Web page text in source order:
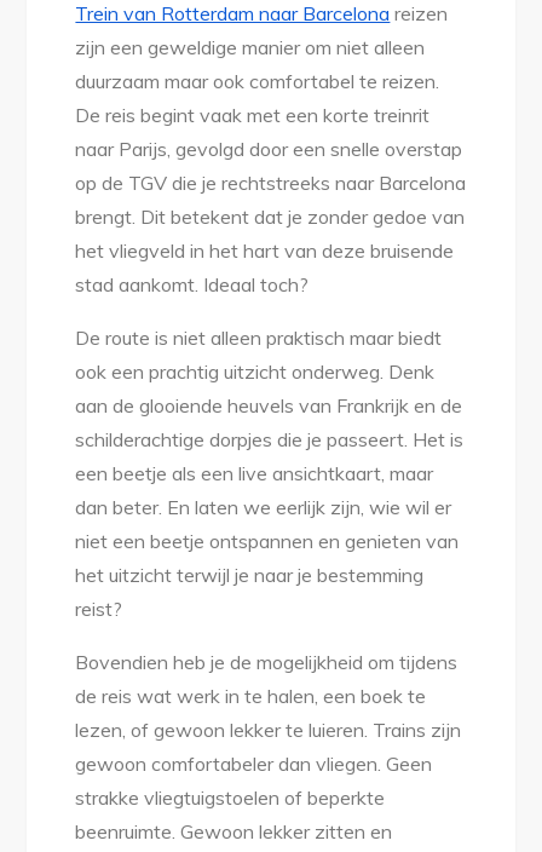
van
rotterdam
naar
barcelona
per
trein:
duurzaam
en
relaxed
Trein van Rotterdam naar Barcelona reizen
zijn een geweldige manier om niet alleen
duurzaam maar ook comfortabel te reizen.
De reis begint vaak met een korte treinrit
naar Parijs, gevolgd door een snelle overstap
op de TGV die je rechtstreeks naar Barcelona
brengt. Dit betekent dat je zonder gedoe van
het vliegveld in het hart van deze bruisende
stad aankomt. Ideaal toch?
De route is niet alleen praktisch maar biedt
ook een prachtig uitzicht onderweg. Denk
aan de glooiende heuvels van Frankrijk en de
schilderachtige dorpjes die je passeert. Het is
een beetje als een live ansichtkaart, maar
dan beter. En laten we eerlijk zijn, wie wil er
niet een beetje ontspannen en genieten van
het uitzicht terwijl je naar je bestemming
reist?
Bovendien heb je de mogelijkheid om tijdens
de reis wat werk in te halen, een boek te
lezen, of gewoon lekker te luieren. Trains zijn
gewoon comfortabeler dan vliegen. Geen
strakke vliegtuigstoelen of beperkte
beenruimte. Gewoon lekker zitten en